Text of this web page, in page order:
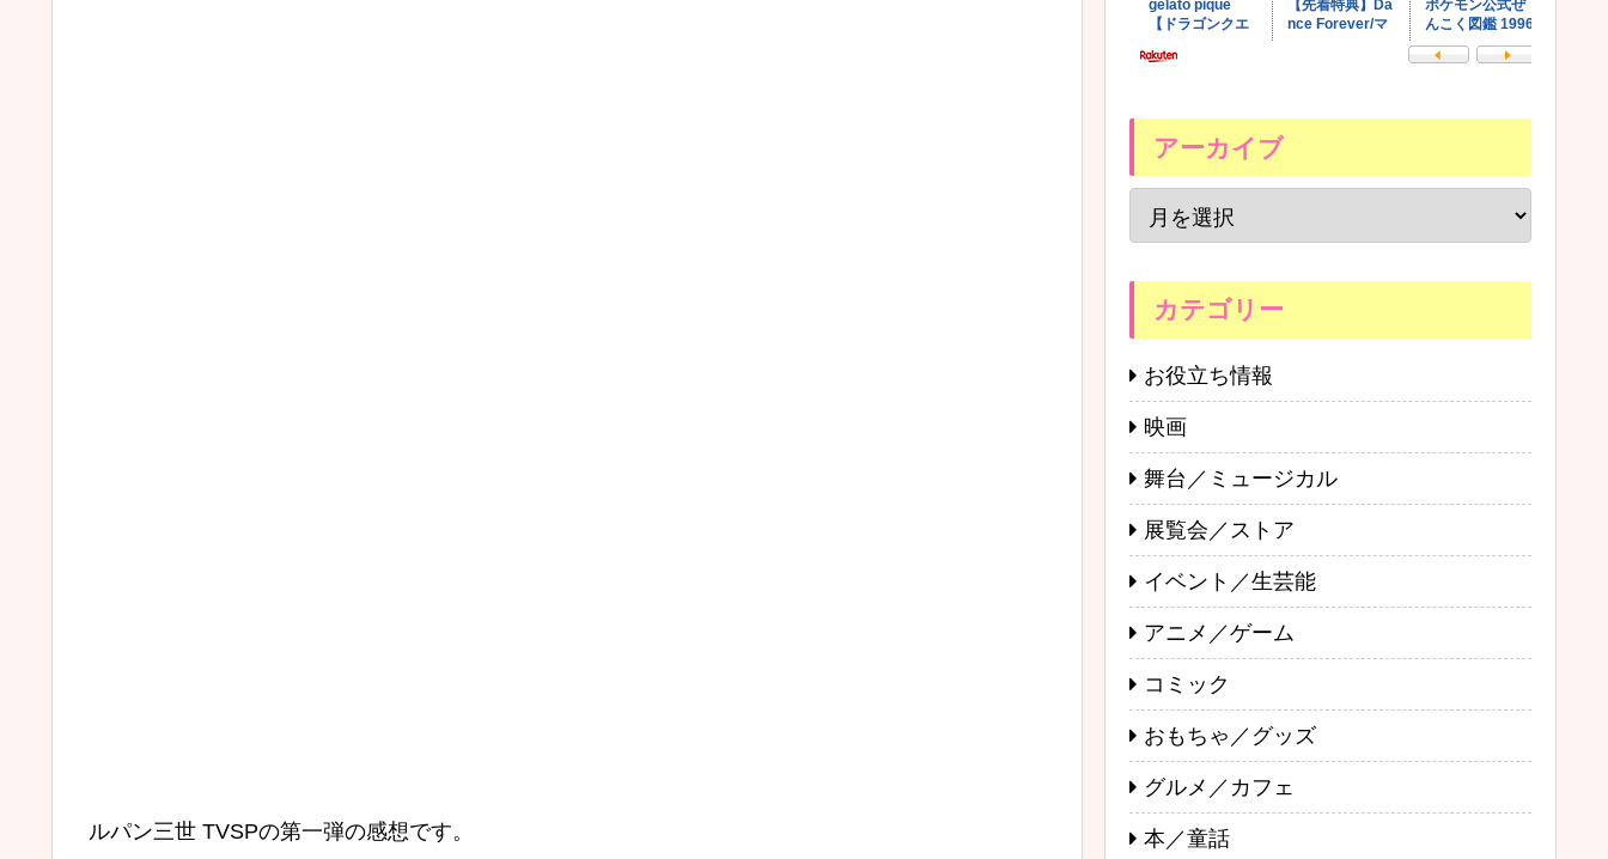
ルパン三世 TVSPの第一弾の感想です。
アーカイブ
カテゴリー
お役立ち情報
映画
舞台／ミュージカル
展覧会／ストア
イベント／生芸能
アニメ／ゲーム
コミック
おもちゃ／グッズ
グルメ／カフェ
本／童話